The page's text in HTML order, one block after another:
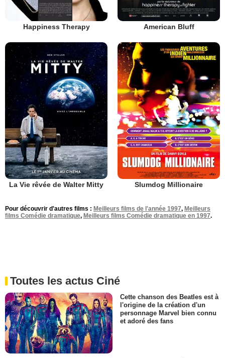
Happiness Therapy American Bluff
La Vie rêvée de Walter Mitty Slumdog Millionaire
Pour découvrir d'autres films : Meilleurs films de l'année 1997, Meilleurs
films Comédie dramatique, Meilleurs films Comédie dramatique en 1997.
Toutes les actus Ciné
Cette chanson des Beatles est à
l'origine de la création d'un
personnage Marvel bien connu
et adoré des fans